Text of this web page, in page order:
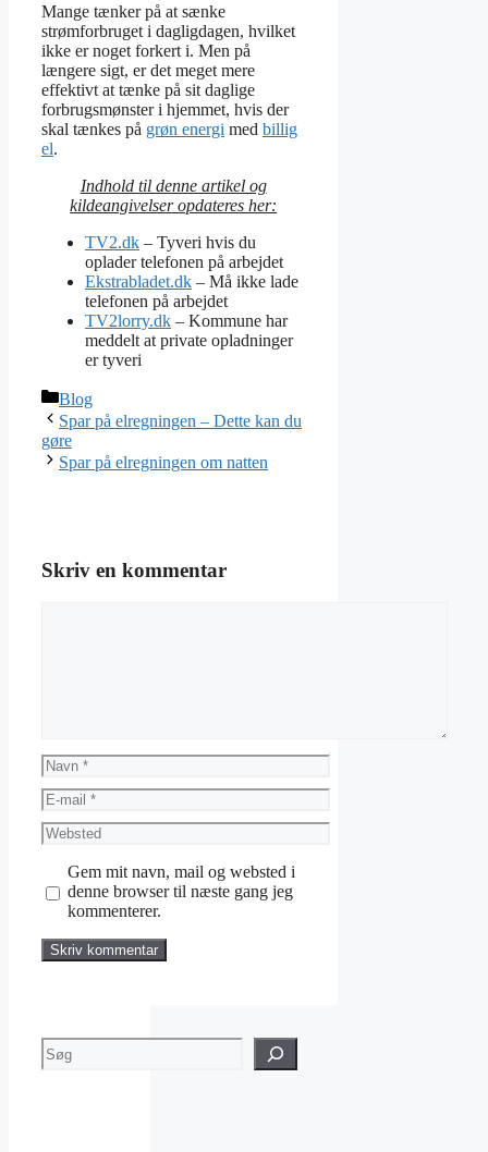
Mange tænker på at sænke
strømforbruget i dagligdagen, hvilket
ikke er noget forkert i. Men på
længere sigt, er det meget mere
effektivt at tænke på sit daglige
forbrugsmønster i hjemmet, hvis der
skal tænkes på grøn energi med billig
el.
Indhold til denne artikel og
kildeangivelser opdateres her:
TV2.dk – Tyveri hvis du
oplader telefonen på arbejdet
Ekstrabladet.dk – Må ikke lade
telefonen på arbejdet
TV2lorry.dk – Kommune har
meddelt at private opladninger
er tyveri
Kategorier
Blog
Spar på elregningen – Dette kan du
gøre
Spar på elregningen om natten
Skriv en kommentar
Navn
E-
mail
Websted
Gem mit navn, mail og websted i
denne browser til næste gang jeg
kommenterer.
Søg